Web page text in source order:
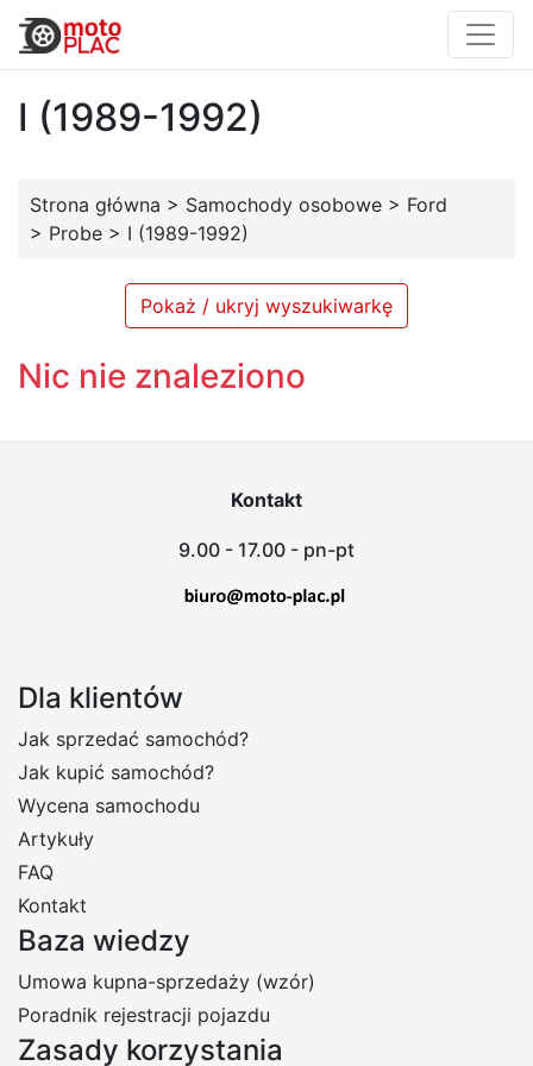
I (1989-1992)
Strona główna > Samochody osobowe > Ford
> Probe > I (1989-1992)
Pokaż / ukryj wyszukiwarkę
Nic nie znaleziono
Kontakt
9.00 - 17.00 - pn-pt
Dla klientów
Jak sprzedać samochód?
Jak kupić samochód?
Wycena samochodu
Artykuły
FAQ
Kontakt
Baza wiedzy
Umowa kupna-sprzedaży (wzór)
Poradnik rejestracji pojazdu
Zasady korzystania